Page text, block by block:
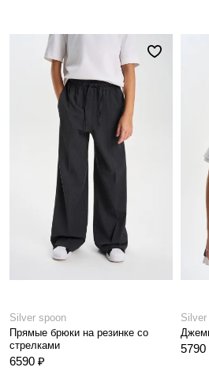
Silver spoon
Прямые брюки на резинке со
стрелками
6590 ₽
5790